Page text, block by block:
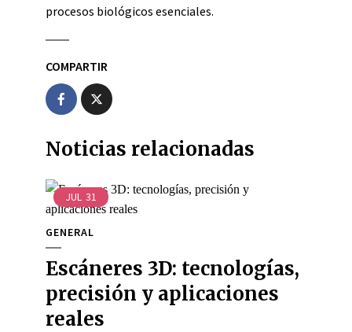
procesos biológicos esenciales.
COMPARTIR
Noticias relacionadas
JUL 31
GENERAL
Escáneres 3D: tecnologías,
precisión y aplicaciones
reales